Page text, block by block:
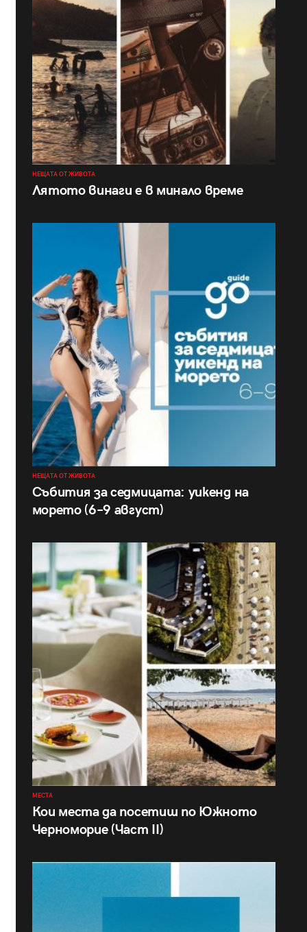
НЕЩАТА ОТ ЖИВОТА
Лятото винаги е в минало време
НЕЩАТА ОТ ЖИВОТА
Събития за седмицата: уикенд на
морето (6–9 август)
МЕСТА
Кои места да посетиш по Южното
Черноморие (Част II)